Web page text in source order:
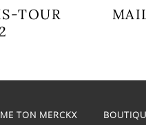
TOUR
:
TON MERCKX